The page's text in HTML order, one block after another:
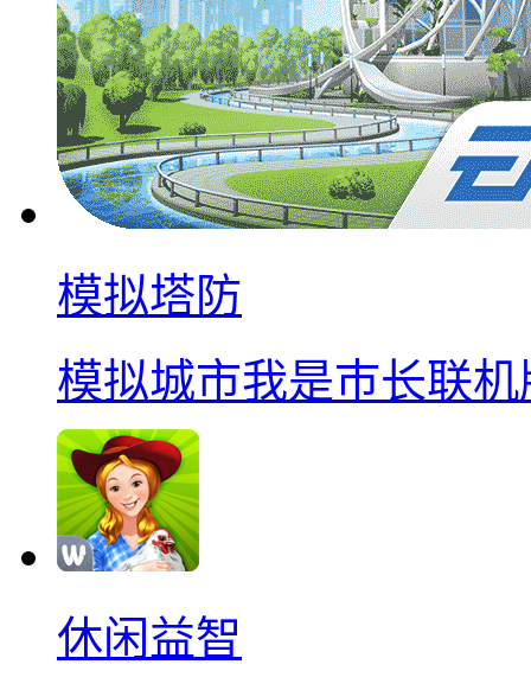
模拟塔防
模拟城市我是巿长联机
休闲益智